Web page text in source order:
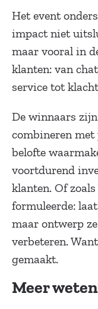
Het event
impact niet
maar vooral in
klanten: van
service tot
De winnaars
combineren
belofte
voortdurend
klanten. Of
formuleerde:
maar ontwerp
verbeteren.
gemaakt.
Meer